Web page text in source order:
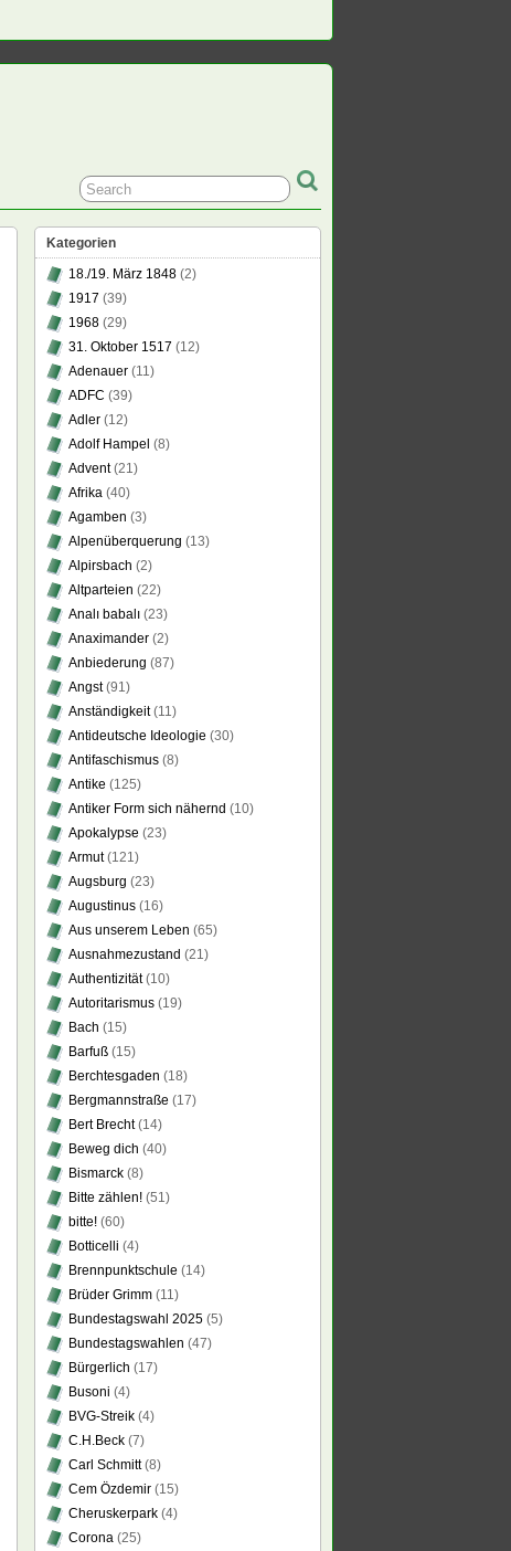
Kategorien
18./19. März 1848 (2)
1917 (39)
1968 (29)
31. Oktober 1517 (12)
Adenauer (11)
ADFC (39)
Adler (12)
Adolf Hampel (8)
Advent(21)
Afrika (40)
Agamben (3)
Alpenüberquerung (13)
Alpirsbach (2)
Altparteien (22)
Analı babalı (23)
Anaximander (2)
Anbiederung (87)
Angst(91)
Anständigkeit(11)
Antideutsche Ideologie (30)
Antifaschismus (8)
Antike (125)
Antiker Form sich nähernd (10)
Apokalypse (23)
Armut(121)
Augsburg (23)
Augustinus (16)
Aus unserem Leben (65)
Ausnahmezustand (21)
Authentizität(10)
Autoritarismus (19)
Bach (15)
Barfuß (15)
Berchtesgaden (18)
Bergmannstraße (17)
Bert Brecht(14)
Beweg dich (40)
Bismarck (8)
Bitte zählen! (51)
bitte! (60)
Botticelli (4)
Brennpunktschule (14)
Brüder Grimm (11)
Bundestagswahl 2025 (5)
Bundestagswahlen (47)
Bürgerlich (17)
Busoni (4)
BVG-Streik (4)
C.H.Beck (7)
Carl Schmitt(8)
Cem Özdemir (15)
Cheruskerpark (4)
Corona (25)